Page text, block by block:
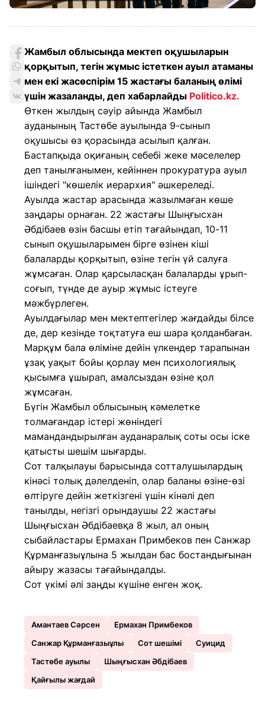
Жамбыл облысында мектеп оқушыларын
қорқытып, тегін жұмыс істеткен ауыл атаманы
мен екі жасөспірім 15 жастағы баланың өлімі
үшін жазаланды, деп хабарлайды Politico.kz.
Өткен жылдың сәуір айында Жамбыл
ауданының Тастөбе ауылында 9-сынып
оқушысы өз қорасында асылып қалған.
Бастапқыда оқиғаның себебі жеке мәселелер
деп танылғанымен, кейіннен прокуратура ауыл
ішіндегі "көшелік иерархия" әшкереледі.
Ауылда жастар арасында жазылмаған көше
заңдары орнаған. 22 жастағы Шыңғысхан
Әбдібаев өзін басшы етіп тағайындап, 10-11
сынып оқушыларымен бірге өзінен кіші
балаларды қорқытып, өзіне тегін үй салуға
жұмсаған. Олар қарсыласқан балаларды ұрып-
соғып, түнде де ауыр жұмыс істеуге
мәжбүрлеген.
Ауылдағылар мен мектептегілер жағдайды білсе
де, дер кезінде тоқтатуға еш шара қолданбаған.
Марқұм бала өліміне дейін үлкендер тарапынан
ұзақ уақыт бойы қорлау мен психологиялық
қысымға ұшырап, амалсыздан өзіне қол
жұмсаған.
Бүгін Жамбыл облысының кәмелетке
толмағандар істері жөніндегі
мамандандырылған ауданаралық соты осы іске
қатысты шешім шығарды.
Сот талқылауы барысында сотталушылардың
кінәсі толық дәлелденіп, олар баланы өзіне-өзі
өлтіруге дейін жеткізгені үшін кінәлі деп
танылды, негізгі орындаушы 22 жастағы
Шыңғысхан Әбдібаевқа 8 жыл, ал оның
сыбайластары Ермахан Примбеков пен Санжар
Құрманғазыұлына 5 жылдан бас бостандығынан
айыру жазасы тағайындалды.
Сот үкімі әлі заңды күшіне енген жоқ.
Амантаев Сәрсен
Ермахан Примбеков
Санжар Құрманғазыұлы
Сот шешімі
Суицид
Тастөбе ауылы
Шыңғысхан Әбдібаев
Қайғылы жағдай